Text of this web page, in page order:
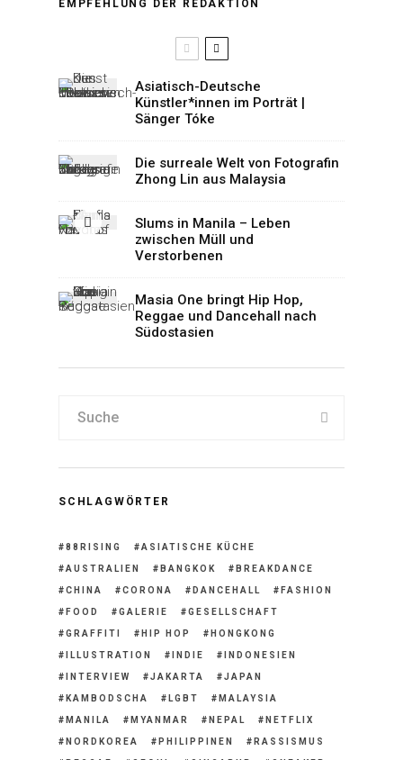
EMPFEHLUNG DER REDAKTION
Asiatisch-Deutsche
Künstler*innen im Porträt |
Sänger Tóke
Die surreale Welt von Fotografin
Zhong Lin aus Malaysia
Slums in Manila – Leben
zwischen Müll und
Verstorbenen
Masia One bringt Hip Hop,
Reggae und Dancehall nach
Südostasien
SCHLAGWÖRTER
88RISING ASIATISCHE KÜCHE
AUSTRALIEN BANGKOK BREAKDANCE
CHINA CORONA DANCEHALL FASHION
FOOD GALERIE GESELLSCHAFT
GRAFFITI HIP HOP HONGKONG
ILLUSTRATION INDIE INDONESIEN
INTERVIEW JAKARTA JAPAN
KAMBODSCHA LGBT MALAYSIA
MANILA MYANMAR NEPAL NETFLIX
NORDKOREA PHILIPPINEN RASSISMUS